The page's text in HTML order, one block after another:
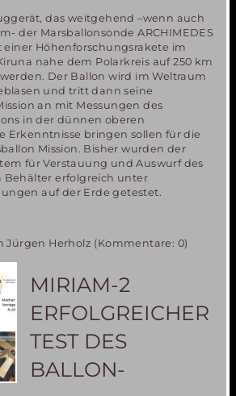
das weitgehend –wenn auch
der Marsballonsonde ARCHIMEDES
Höhenforschungsrakete im
nahe dem Polarkreis auf 250 km
Der Ballon wird im Weltraum
und tritt dann seine
an mit Messungen des
in der dünnen oberen
Erkenntnisse bringen sollen für die
Mission. Bisher wurden der
für Verstauung und Auswurf des
Behälter erfolgreich unter
auf der Erde getestet.
Jürgen Herholz (Kommentare: 0)
MIRIAM-2
ERFOLGREICHER
TEST DES
BALLON-